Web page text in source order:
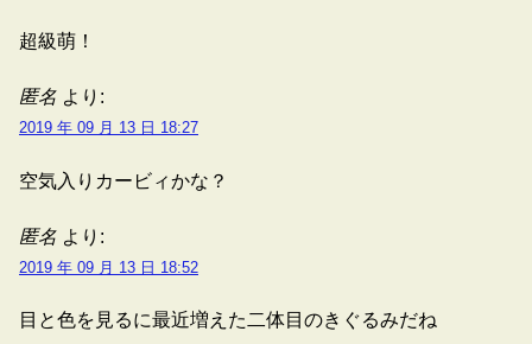
超級萌！
匿名 より:
2019 年 09 月 13 日 18:27
空気入りカービィかな？
匿名 より:
2019 年 09 月 13 日 18:52
目と色を見るに最近増えた二体目のきぐるみだね